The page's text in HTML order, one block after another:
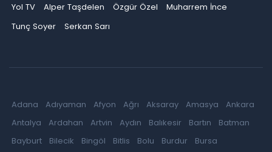
Yol TV
Alper Taşdelen Özgür Özel
Muharrem İnce
Tunç Soyer
Serkan Sarı
Adana Adıyaman Afyon Ağrı Aksaray Amasya
Ankara
Antalya
Ardahan Artvin Aydın Balıkesir Bartın
Batman
Bayburt
Bilecik Bingöl Bitlis Bolu Burdur
Bursa